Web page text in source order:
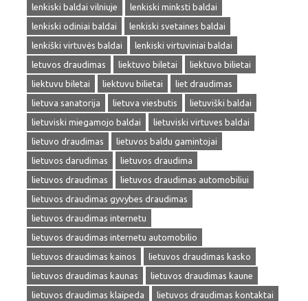
lenkiski baldai vilniuje
lenkiski minksti baldai
lenkiski odiniai baldai
lenkiski svetaines baldai
lenkiški virtuvės baldai
lenkiski virtuviniai baldai
letuvos draudimas
liektuvo biletai
liektuvo bilietai
liektuvu biletai
liektuvu bilietai
liet draudimas
lietuva sanatorija
lietuva viesbutis
lietuviški baldai
lietuviski miegamojo baldai
lietuviski virtuves baldai
lietuvo draudimas
lietuvos baldu gamintojai
lietuvos darudimas
lietuvos draudima
lietuvos draudimas
lietuvos draudimas automobiliui
lietuvos draudimas gyvybes draudimas
lietuvos draudimas internetu
lietuvos draudimas internetu automobilio
lietuvos draudimas kainos
lietuvos draudimas kasko
lietuvos draudimas kaunas
lietuvos draudimas kaune
lietuvos draudimas klaipeda
lietuvos draudimas kontaktai